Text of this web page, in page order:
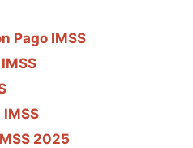
Pago IMSS
2025